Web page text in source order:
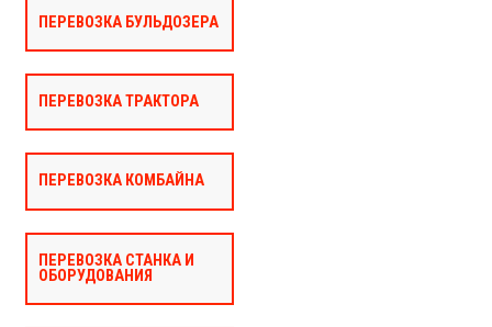
ПЕРЕВОЗКА БУЛЬДОЗЕРА
ПЕРЕВОЗКА ТРАКТОРА
ПЕРЕВОЗКА КОМБАЙНА
ПЕРЕВОЗКА СТАНКА И
ОБОРУДОВАНИЯ